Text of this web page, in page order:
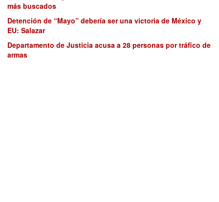
más buscados
Detención de “Mayo” debería ser una victoria de México y
EU: Salazar
Departamento de Justicia acusa a 28 personas por tráfico de
armas